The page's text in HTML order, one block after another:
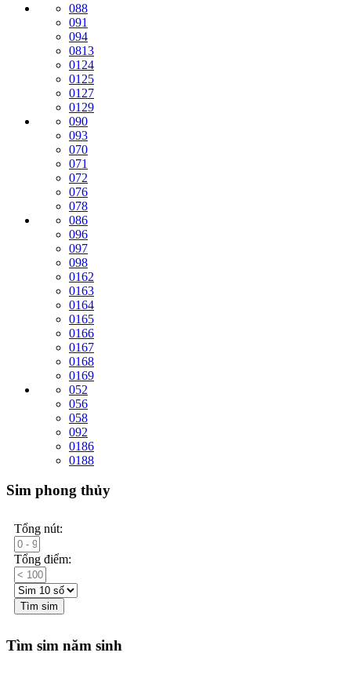
088
091
094
0813
0124
0125
0127
0129
090
093
070
071
072
076
078
086
096
097
098
0162
0163
0164
0165
0166
0167
0168
0169
052
056
058
092
0186
0188
Sim phong thủy
Tổng nút:
Tổng điểm:
Tìm sim
Tìm sim năm sinh